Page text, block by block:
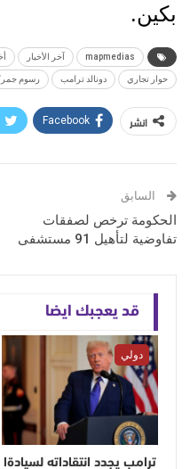
بكين.
mapmedias آخر الأخبار
حوار تجاري دونالد ترامب رسوم
انشر Facebook
السابق
الحكومة ترخص لصفقات
تفاوضية لتأهيل 91 مستشفى
قد يعجبك ايضا
دولي
ترامب يجدد انتقاداته لسيادةا